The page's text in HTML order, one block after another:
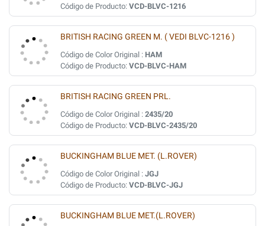
Código de Producto: VCD-BLVC-1216
BRITISH RACING GREEN M. ( VEDI BLVC-1216 )
Código de Color Original : HAM
Código de Producto: VCD-BLVC-HAM
BRITISH RACING GREEN PRL.
Código de Color Original : 2435/20
Código de Producto: VCD-BLVC-2435/20
BUCKINGHAM BLUE MET. (L.ROVER)
Código de Color Original : JGJ
Código de Producto: VCD-BLVC-JGJ
BUCKINGHAM BLUE MET.(L.ROVER)